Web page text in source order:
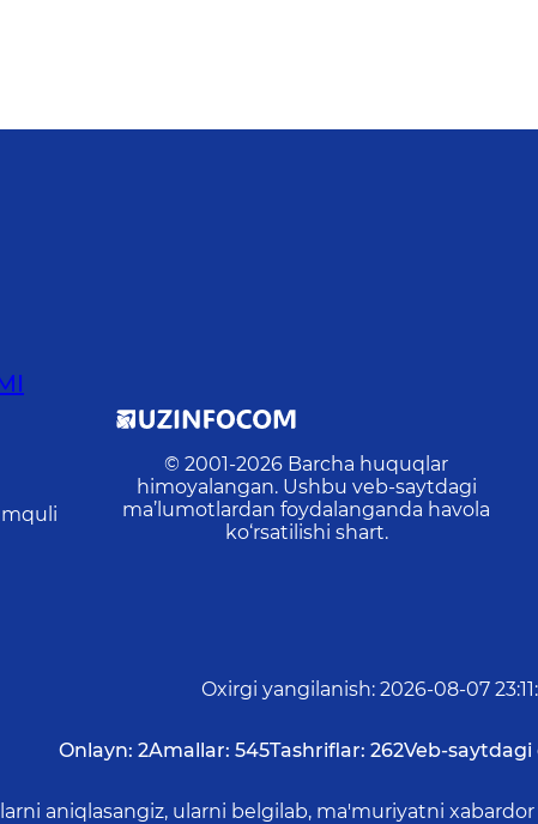
© 2001-2026 Barcha huquqlar
himoyalangan. Ushbu veb-saytdagi
ma’lumotlardan foydalanganda havola
ko‘rsatilishi shart.
Oxirgi yangilanish: 2026-08-07
Onlayn: 2Amallar: 545Tashriflar: 262Veb-saytdagi
aniqlasangiz, ularni belgilab, ma'muriyatni